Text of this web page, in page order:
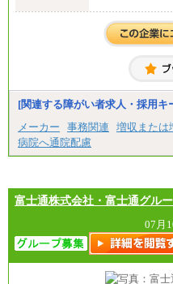
短大卒：月給
大学卒：月給
大学院修了：月
（１）一般事務
月給 229,440 円
※試用期間中も
（２）生産補助職
月給 255,000円
※試用期間中も
[関連する障がい者求人・採用キ
メーカー
事務関連 増収または
病院へ通院配慮
富士通株式会社・富士通グル
07月